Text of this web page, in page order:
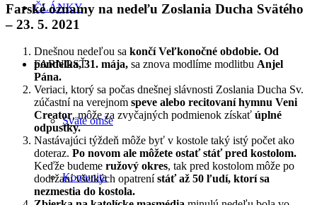
ČLÁNKY
FARNOSŤ
Sväté omše
Komunita
Farské oznamy na nedeľu Zoslania Ducha Svätého
– 23. 5. 2021
Dnešnou nedeľou sa končí Veľkonočné obdobie. Od
pondelka, 31. mája, sa znova modlíme modlitbu Anjel
Pána.
Veriaci, ktorý sa počas dnešnej slávnosti Zoslania Ducha Sv.
zúčastní na verejnom speve alebo recitovaní hymnu Veni
Creator, môže za zvyčajných podmienok získať úplné
odpustky.
Nastávajúci týždeň môže byť v kostole taký istý počet ako
doteraz. Po novom ale môžete ostať stáť pred kostolom.
Keďže budeme ružový okres, tak pred kostolom môže po
dodržaní všetkých opatrenístáť až 50 ľudí, ktorí sa
nezmestia do kostola.